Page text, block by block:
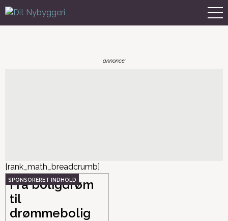
[rank_math_breadcrumb]
Fra boligdrøm
til
drømmebolig